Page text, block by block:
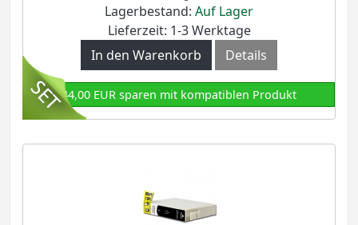
Lagerbestand: Auf Lager
Lieferzeit: 1-3 Werktage
In den Warenkorb
Details
44,00 EUR sparen mit kompatiblen Produkt